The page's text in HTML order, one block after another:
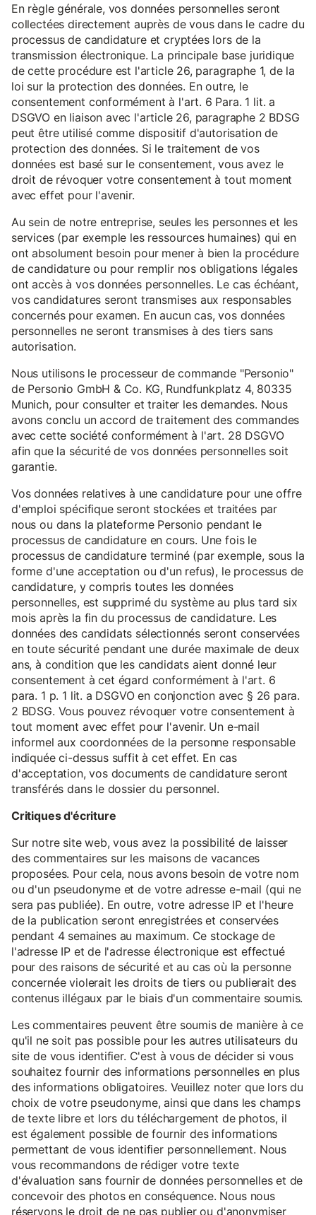
En règle générale, vos données personnelles seront
collectées directement auprès de vous dans le cadre du
processus de candidature et cryptées lors de la
transmission électronique. La principale base juridique
de cette procédure est l'article 26, paragraphe 1, de la
loi sur la protection des données. En outre, le
consentement conformément à l'art. 6 Para. 1 lit. a
DSGVO en liaison avec l'article 26, paragraphe 2 BDSG
peut être utilisé comme dispositif d'autorisation de
protection des données. Si le traitement de vos
données est basé sur le consentement, vous avez le
droit de révoquer votre consentement à tout moment
avec effet pour l'avenir.
Au sein de notre entreprise, seules les personnes et les
services (par exemple les ressources humaines) qui en
ont absolument besoin pour mener à bien la procédure
de candidature ou pour remplir nos obligations légales
ont accès à vos données personnelles. Le cas échéant,
vos candidatures seront transmises aux responsables
concernés pour examen. En aucun cas, vos données
personnelles ne seront transmises à des tiers sans
autorisation.
Nous utilisons le processeur de commande "Personio"
de Personio GmbH & Co. KG, Rundfunkplatz 4, 80335
Munich, pour consulter et traiter les demandes. Nous
avons conclu un accord de traitement des commandes
avec cette société conformément à l'art. 28 DSGVO
afin que la sécurité de vos données personnelles soit
garantie.
Vos données relatives à une candidature pour une offre
d'emploi spécifique seront stockées et traitées par
nous ou dans la plateforme Personio pendant le
processus de candidature en cours. Une fois le
processus de candidature terminé (par exemple, sous la
forme d'une acceptation ou d'un refus), le processus de
candidature, y compris toutes les données
personnelles, est supprimé du système au plus tard six
mois après la fin du processus de candidature. Les
données des candidats sélectionnés seront conservées
en toute sécurité pendant une durée maximale de deux
ans, à condition que les candidats aient donné leur
consentement à cet égard conformément à l'art. 6
para. 1 p. 1 lit. a DSGVO en conjonction avec § 26 para.
2 BDSG. Vous pouvez révoquer votre consentement à
tout moment avec effet pour l'avenir. Un e-mail
informel aux coordonnées de la personne responsable
indiquée ci-dessus suffit à cet effet. En cas
d'acceptation, vos documents de candidature seront
transférés dans le dossier du personnel.
Critiques d'écriture
Sur notre site web, vous avez la possibilité de laisser
des commentaires sur les maisons de vacances
proposées. Pour cela, nous avons besoin de votre nom
ou d'un pseudonyme et de votre adresse e-mail (qui ne
sera pas publiée). En outre, votre adresse IP et l'heure
de la publication seront enregistrées et conservées
pendant 4 semaines au maximum. Ce stockage de
l'adresse IP et de l'adresse électronique est effectué
pour des raisons de sécurité et au cas où la personne
concernée violerait les droits de tiers ou publierait des
contenus illégaux par le biais d'un commentaire soumis.
Les commentaires peuvent être soumis de manière à ce
qu'il ne soit pas possible pour les autres utilisateurs du
site de vous identifier. C'est à vous de décider si vous
souhaitez fournir des informations personnelles en plus
des informations obligatoires. Veuillez noter que lors du
choix de votre pseudonyme, ainsi que dans les champs
de texte libre et lors du téléchargement de photos, il
est également possible de fournir des informations
permettant de vous identifier personnellement. Nous
vous recommandons de rédiger votre texte
d'évaluation sans fournir de données personnelles et de
concevoir des photos en conséquence. Nous nous
réservons le droit de ne pas publier ou d'anonymiser